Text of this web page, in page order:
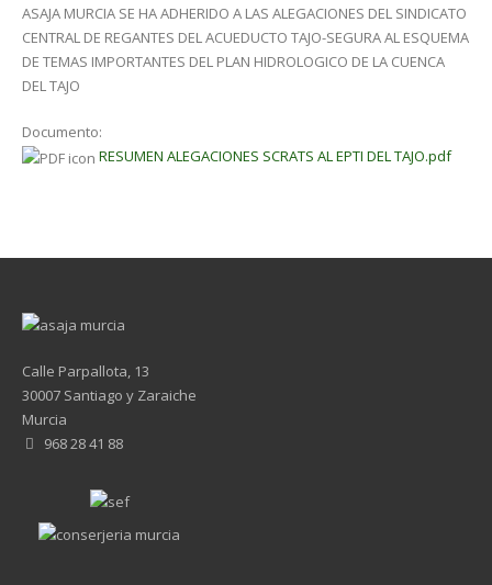
ASAJA MURCIA SE HA ADHERIDO A LAS ALEGACIONES DEL SINDICATO
CENTRAL DE REGANTES DEL ACUEDUCTO TAJO-SEGURA AL ESQUEMA
DE TEMAS IMPORTANTES DEL PLAN HIDROLOGICO DE LA CUENCA
DEL TAJO
Documento:
RESUMEN ALEGACIONES SCRATS AL EPTI DEL TAJO.pdf
Calle Parpallota, 13
30007 Santiago y Zaraiche
Murcia
968 28 41 88